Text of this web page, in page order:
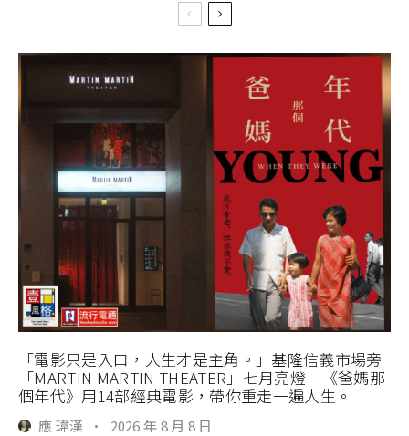
「電影只是入口，人生才是主角。」基隆信義市場旁
「MARTIN MARTIN THEATER」七月亮燈 《爸媽那
個年代》用14部經典電影，帶你重走一遍人生。
應 瑋漢 · 2026 年 8 月 8 日